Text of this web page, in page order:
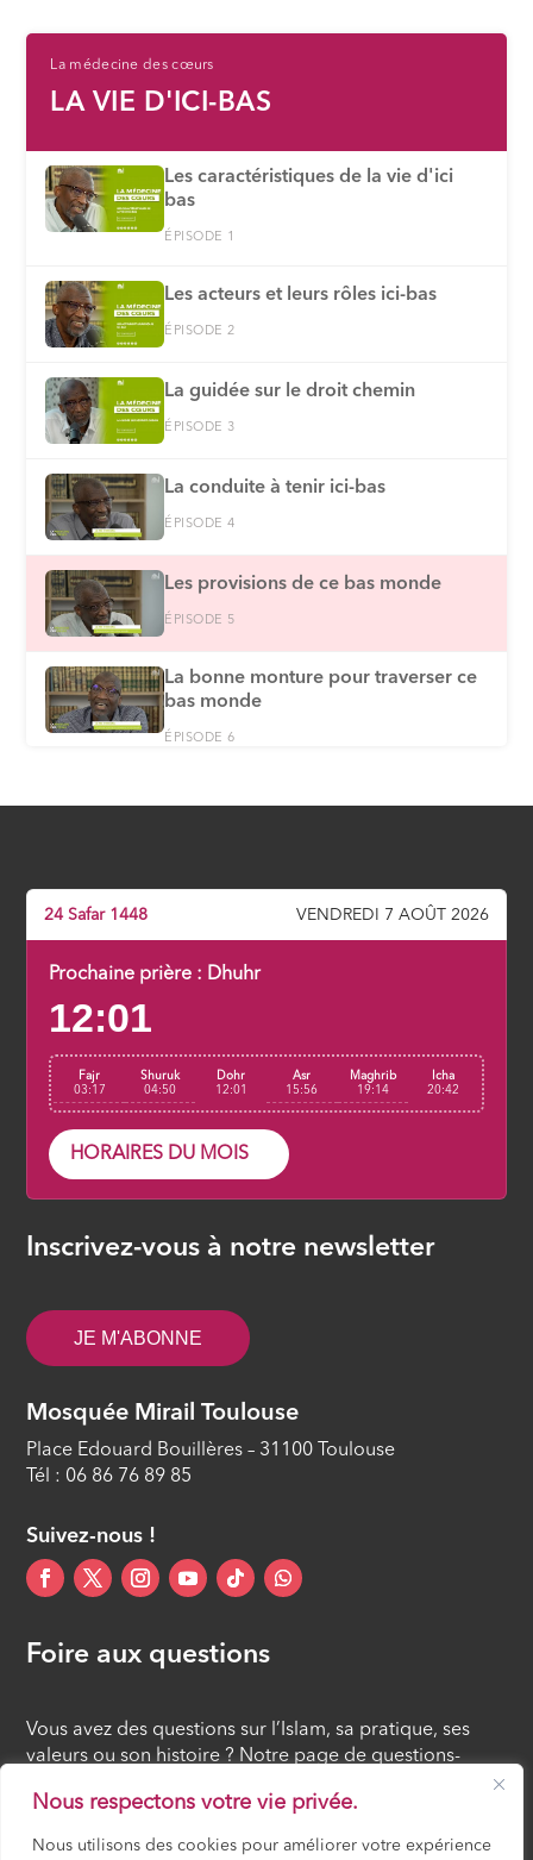
Nous respectons votre vie privée.
Nous utilisons des cookies pour améliorer votre expérience
La médecine des cœurs
LA VIE D'ICI-BAS
Les caractéristiques de la vie d'ici
bas
ÉPISODE 1
Les acteurs et leurs rôles ici-bas
ÉPISODE 2
La guidée sur le droit chemin
ÉPISODE 3
La conduite à tenir ici-bas
ÉPISODE 4
Les provisions de ce bas monde
ÉPISODE 5
La bonne monture pour traverser ce
bas monde
ÉPISODE 6
La clé de la réussite en ce bas monde
24 Safar 1448 VENDREDI 7 AOÛT 2026
Prochaine prière : Dhuhr
12:01
Fajr
03:17
Shuruk
04:50
Dohr
12:01
Asr
15:56
Maghrib
19:14
Icha
20:42
HORAIRES DU MOIS
Inscrivez-vous à notre newsletter
JE M'ABONNE
Mosquée Mirail Toulouse
Place Edouard Bouillères – 31100 Toulouse
Tél : 06 86 76 89 85
Suivez-nous !
Foire aux questions
Vous avez des questions sur l’Islam, sa pratique, ses
valeurs ou son histoire ? Notre page de questions-
réponses rassemble des réponses claires et accessibles
à tous, croyants ou simples curieux.